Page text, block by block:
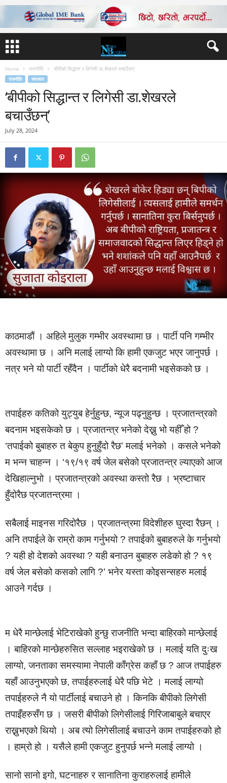
Home राजनीति ‘बीपीको सिद्धान्त र लिगेसी डा.शेखरले बचाउँछन्’
राजनीति समाचार
‘बीपीको सिद्धान्त र लिगेसी डा.शेखरले
बचाउँछन्’
July 28, 2024
काठमाडाैं । अहिले मुलुक गम्भीर अवस्थामा छ । पार्टी पनि गम्भीर
अवस्थामा छ । अनि मलाई लाग्यो कि हामी एकजुट भएर जानुपर्छ ।
नत्र भने यो पार्टी रहँदैन । पार्टीको धेरै बदनामी भइसेकको छ ।
तपाईहरु कतिको युट्युब हेर्नुहुन्छ, न्यूज पढ्नुहुन्छ । प्रजातन्त्रको
बदनाम भइसकेको छ । प्रजातन्त्र भनेको देख्नु भो यहीँ हो ?
‘तपाईको बुबाहरु त बेकुप हुनुहुँदो रैछ’ मलाई भनेको । कसले भनेको
म भन्न चाहन्न । ‘१९/१९ वर्ष जेल बसेको प्रजातन्त्र ल्याएको आज
देखिहाल्नुभो । प्रजातन्त्रको अवस्था कस्तो रैछ । भ्रष्टाचार
हुँदोरैछ प्रजातन्त्रमा ।
सबैलाई माइनस गरिदोरैछ । प्रजातन्त्रमा विदेशीहरु घुस्दा रैछन् ।
अनि तपाईले के राम्रो काम गर्नुभयो ? तपाईको बुबाहरुले के गर्नुभयो
? यही हो देशको अवस्था ? यही बनाउन बुबाहरु लडेको हो ? १९
वर्ष जेल बसेको कसको लागि ?’ भनेर यस्ता कोइसन्सहरु मलाई
आउने गर्दछ ।
म धेरै मान्छेलाई भेटिराखेको हुन्छु राजनीति भन्दा बाहिरको मान्छेलाई
। बाहिरको मान्छेहरुसित सल्लाह भइराखेको छ । मलाई यति दुःख
लाग्यो, जनताका समस्यामा नेपाली काँग्रेस कहाँ छ ? आज तपाईहरु
यहाँ आउनुभएको छ, तपाईहरुलाई धेरै पछि भेटे । मलाई लाग्यो
तपाईहरुले नै यो पार्टीलाई बचाउने हो । किनकि बीपीको लिगेसी
तपाइँहरुसँग छ । जसरी बीपीको लिगेसीलाई गिरिजाबाबुले बचाएर
राख्नुभएको थियो । अब त्यो लिगेसीलाई बचाउने काम तपाईहरुको हो
। हाम्रो हो । यसैले हामी एकजुट हुनुपर्छ भन्ने मलाई लाग्यो ।
सानो सानो इगो, घटनाहरु र सानातिना कुराहरुलाई हामीले